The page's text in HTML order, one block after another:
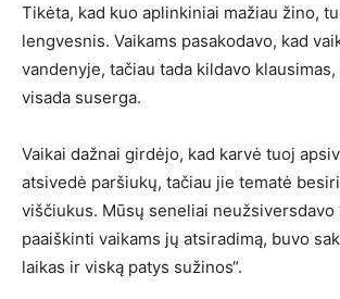
Tikėta, kad kuo aplinkiniai mažiau žino,
lengvesnis. Vaikams pasakodavo, kad
vandenyje, tačiau tada kildavo
visada suserga.
Vaikai dažnai girdėjo, kad karvė tuoj
atsivedė paršiukų, tačiau jie tematė
viščiukus. Mūsų seneliai neužsiversdavo
paaiškinti vaikams jų atsiradimą, buvo
laikas ir viską patys sužinos“.